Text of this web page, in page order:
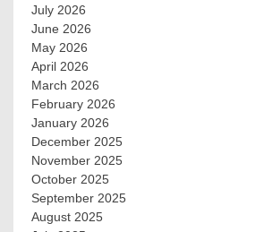
July 2026
June 2026
May 2026
April 2026
March 2026
February 2026
January 2026
December 2025
November 2025
October 2025
September 2025
August 2025